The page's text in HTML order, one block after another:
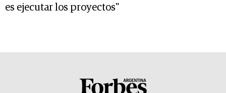
es ejecutar los proyectos"